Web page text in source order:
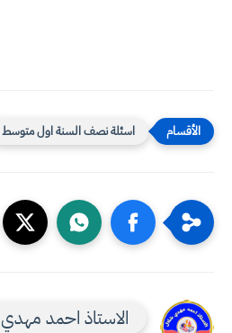
اسئلة نصف السنة اول متوسط
الاستاذ احمد مهدي 1